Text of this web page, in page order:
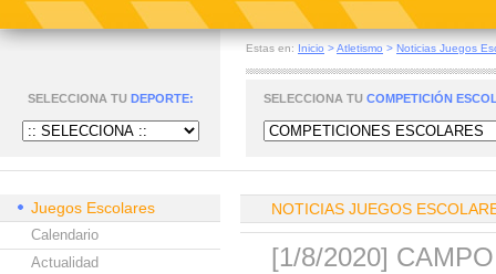
Estas en: Inicio >Atletismo > Noticias Juegos
SELECCIONA TU DEPORTE: SELECCIONA TU COMPETICIÓN
Juegos Escolares
Calendario
Actualidad
NOTICIAS JUEGOS
[1/8/2020]